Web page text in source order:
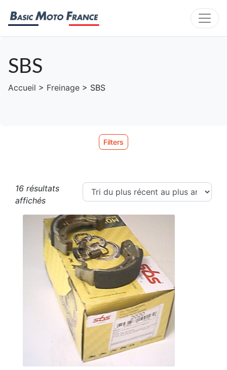
SBS
Accueil > Freinage > SBS
Filters
16 résultats
affichésTrié du plus récent au plus ancien